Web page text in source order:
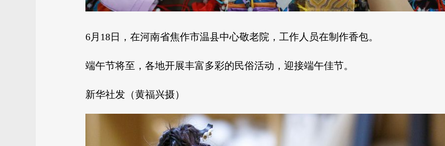
6月18日，在河南省焦作市温县中心敬老院，工作人员在制作香包。
端午节将至，各地开展丰富多彩的民俗活动，迎接端午佳节。
新华社发（黄福兴摄）